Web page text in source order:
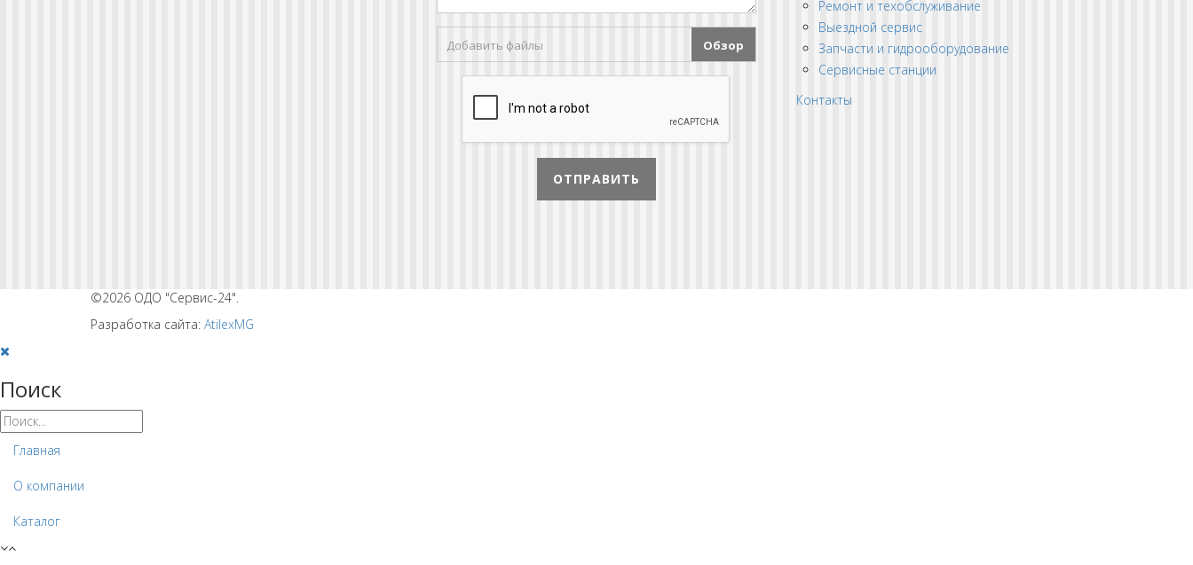
Добавить файлы Обзор
ОТПРАВИТЬ
Ремонт и техобслуживание
Выездной сервис
Запчасти и гидрооборудование
Сервисные станции
Контакты
©2026 ОДО "Сервис-24".
Разработка сайта: AtilexMG
Поиск
Главная
О компании
Каталог